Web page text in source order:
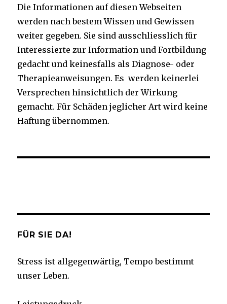
Die Informationen auf diesen Webseiten
werden nach bestem Wissen und Gewissen
weiter gegeben. Sie sind ausschliesslich für
Interessierte zur Information und Fortbildung
gedacht und keinesfalls als Diagnose- oder
Therapieanweisungen. Es werden keinerlei
Versprechen hinsichtlich der Wirkung
gemacht. Für Schäden jeglicher Art wird keine
Haftung übernommen.
FÜR SIE DA!
Stress ist allgegenwärtig, Tempo bestimmt
unser Leben.